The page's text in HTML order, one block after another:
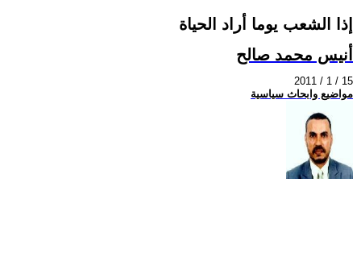
إذا الشعب يوما أراد الحياة
أنيس محمد صالح
2011 / 1 / 15
مواضيع وابحاث سياسية